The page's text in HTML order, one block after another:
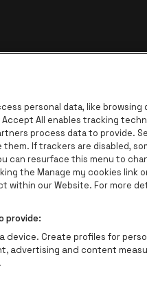
Trixxo
Ga naar de website
de website van
Ga naar de
personal data, like browsing
All enables tracking
process data to provide.
If trackers are disabled,
can resurface this menu to
the Manage my cookies link
within our Website. For more
provide:
device. Create profiles for
advertising and content